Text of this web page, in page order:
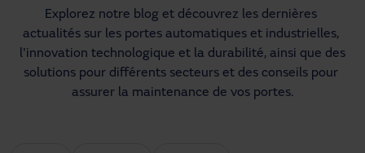
Projets
Blog
À propos de nous
Explorez notre blog et découvrez les dernières
actualités sur les portes automatiques et industrielles,
l'innovation technologique et la durabilité, ainsi que des
solutions pour différents secteurs et des conseils pour
assurer la maintenance de vos portes.